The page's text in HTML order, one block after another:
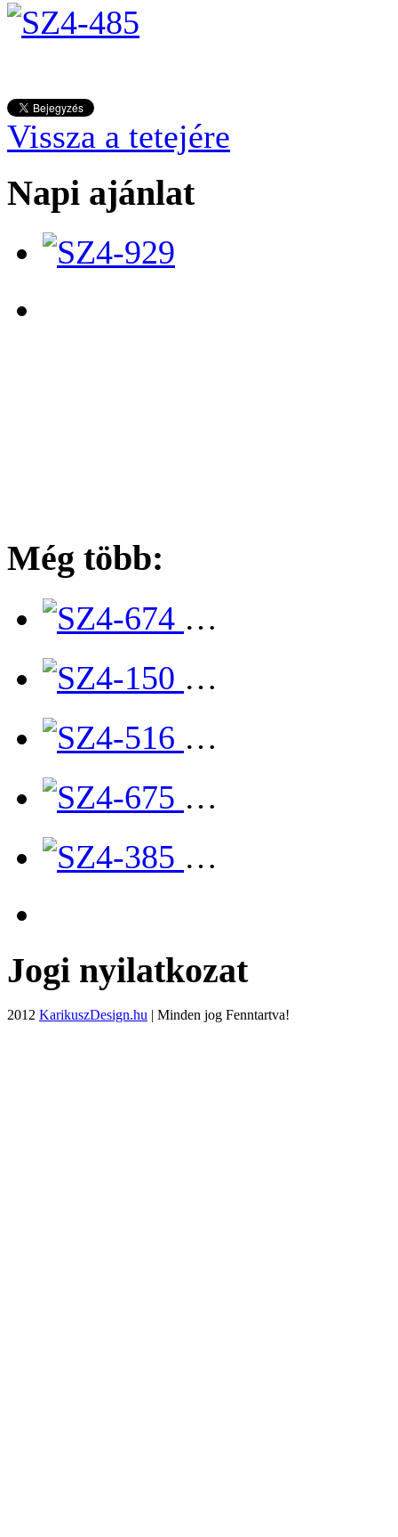
Vissza a tetejére
Napi ajánlat
Még több:
…
…
…
…
…
Jogi nyilatkozat
2012 KarikuszDesign.hu | Minden jog Fenntartva!